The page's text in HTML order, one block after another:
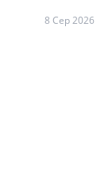
8 Сер 2026